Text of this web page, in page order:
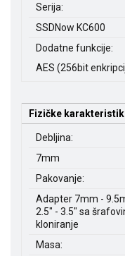
Serija:
SSDNow KC600
Dodatne funkcije:
AES (256bit
Fizičke
Debljina:
7mm
Pakovanje:
Adapter 7mm -
2.5" - 3.5" sa
kloniranje
Masa: